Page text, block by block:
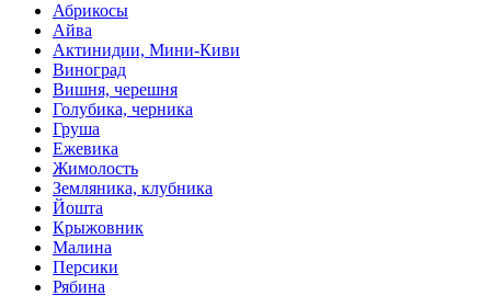
Абрикосы
Айва
Актинидии, Мини-Киви
Виноград
Вишня, черешня
Голубика, черника
Груша
Ежевика
Жимолость
Земляника, клубника
Йошта
Крыжовник
Малина
Персики
Рябина